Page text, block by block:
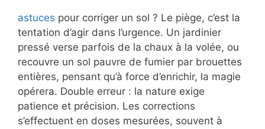
astuces pour corriger un sol ? Le piège, c’est la
tentation d’agir dans l’urgence. Un jardinier
pressé verse parfois de la chaux à la volée, ou
recouvre un sol pauvre de fumier par brouettes
entières, pensant qu’à force d’enrichir, la magie
opérera. Double erreur : la nature exige
patience et précision. Les corrections
s’effectuent en doses mesurées, souvent à